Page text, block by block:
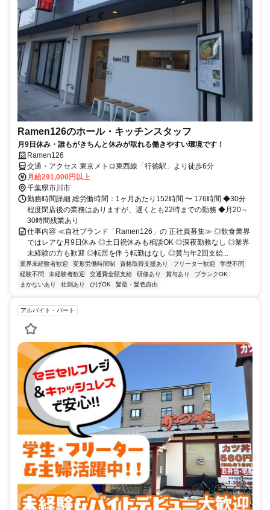
Ramen126のホール・キッチンスタッフ
月9日休み・誰もがきちんと休みが取れる働きやすい環境です！
Ramen126
交通・アクセス 東京メトロ東西線「行徳駅」より徒歩6分
月給291,000円以上
千葉県市川市
勤務時間詳細 総労働時間：1ヶ月あたり152時間 〜 176時間 ◆30分
程度閉店後の業務はありますが、遅くとも22時までの勤務 ◆月20～
30時間残業あり
仕事内容 ≪自社ブランド「Ramen126」の 正社員募集≫ ◎飲食業界
ではレアな月9日休み ◎土日祝休みも相談OK ◎深夜勤務なし ◎業界
未経験の方も歓迎 ◎転居を伴う転勤はなし ◎賞与年2回支給...
業界未経験者歓迎 変形労働時間制 資格取得支援あり フリーター歓迎
学歴不問
経験不問
未経験者歓迎 交通費全額支給 研修あり 賞与あり
ブランクOK
まかないあり
社割あり ひげOK 髪型・髪色自由
アルバイト・パート